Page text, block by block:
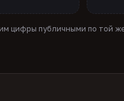
цифры публичными по той же